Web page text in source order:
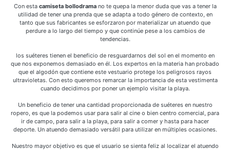
Con esta camiseta bollodramano te quepa la menor duda que vas a tener la
utilidad de tener una prenda que se adapta a todo género de contexto, en
tanto que sus fabricantes se esforzaron por materializar un atuendo que
perdure a lo largo del tiempo y que continúe pese a los cambios de
tendencias.
los suéteres tienen el beneficio de resguardarnos del sol en el momento en
que nos exponemos demasiado en él. Los expertos en la materia han probado
que el algodón que contiene este vestuario protege los peligrosos rayos
ultravioletas. Con esto queremos remarcar la importancia de esta vestimenta
cuando decidimos por poner un ejemplo visitar la playa.
Un beneficio de tener una cantidad proporcionada de suéteres en nuestro
ropero, es que la podemos usar para salir al cine o bien centro comercial, para
ir de campo, para salir a la playa, para salir a comer y hasta para hacer
deporte. Un atuendo demasiado versátil para utilizar en múltiples ocasiones.
Nuestro mayor objetivo es que el usuario se sienta feliz al localizar el atuendo